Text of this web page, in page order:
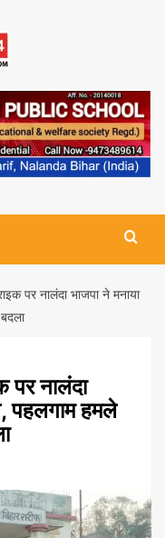
पर नालंदा भाजपा ने मनाया
पर नालंदा
पहलगाम हमले